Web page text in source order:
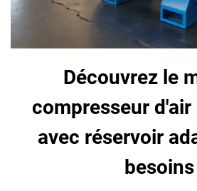
Découvrez le
compresseur
avec réservoir
besoins